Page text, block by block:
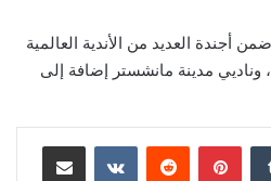
أجندة العديد من الأندية العالمية
، وناديي مدينة مانشستر إضافة إلى
بينتيريست مشاركة عبر البريد